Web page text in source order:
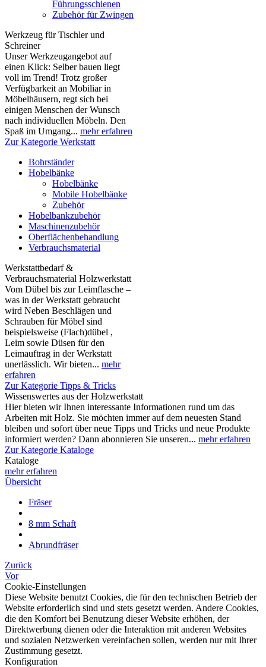
Führungsschienen
Zubehör für Zwingen
Werkzeug für Tischler und
Schreiner
Unser Werkzeugangebot auf
einen Klick: Selber bauen liegt
voll im Trend! Trotz großer
Verfügbarkeit an Mobiliar in
Möbelhäusern, regt sich bei
einigen Menschen der Wunsch
nach individuellen Möbeln. Den
Spaß im Umgang... mehr erfahren
Zur Kategorie Werkstatt
Bohrständer
Hobelbänke
Hobelbänke
Mobile Hobelbänke
Zubehör
Hobelbankzubehör
Maschinenzubehör
Oberflächenbehandlung
Verbrauchsmaterial
Werkstattbedarf &
Verbrauchsmaterial Holzwerkstatt
Vom Dübel bis zur Leimflasche –
was in der Werkstatt gebraucht
wird Neben Beschlägen und
Schrauben für Möbel sind
beispielsweise (Flach)dübel ,
Leim sowie Düsen für den
Leimauftrag in der Werkstatt
unerlässlich. Wir bieten... mehr
erfahren
Zur Kategorie Tipps & Tricks
Wissenswertes aus der Holzwerkstatt
Hier bieten wir Ihnen interessante Informationen rund um das
Arbeiten mit Holz. Sie möchten immer auf dem neuesten Stand
bleiben und sofort über neue Tipps und Tricks und neue Produkte
informiert werden? Dann abonnieren Sie unseren... mehr erfahren
Zur Kategorie Kataloge
Kataloge
mehr erfahren
Übersicht
Fräser
8 mm Schaft
Abrundfräser
Zurück
Vor
Cookie-Einstellungen
Diese Website benutzt Cookies, die für den technischen Betrieb der
Website erforderlich sind und stets gesetzt werden. Andere Cookies,
die den Komfort bei Benutzung dieser Website erhöhen, der
Direktwerbung dienen oder die Interaktion mit anderen Websites
und sozialen Netzwerken vereinfachen sollen, werden nur mit Ihrer
Zustimmung gesetzt.
Konfiguration